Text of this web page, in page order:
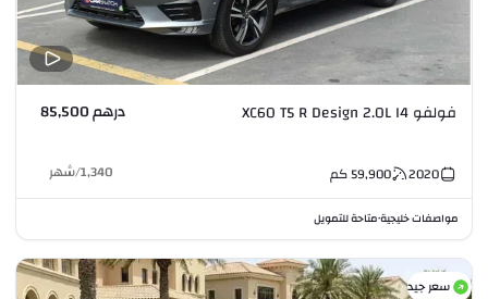
فولفو XC60 T5 R Design 2.0L I4 درهم 85,500
2020
59,900كم 1,340
/شهر
مواصفات خليجية•متاحة للتمويل
سعر جيد